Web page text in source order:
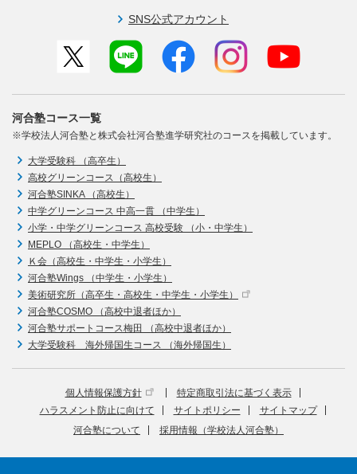
SNS公式アカウント
河合塾コース一覧
※学校法人河合塾と株式会社河合塾進学研究社のコースを掲載しています。
大学受験科 （高卒生）
高校グリーンコース（高校生）
河合塾SINKA （高校生）
中学グリーンコース 中高一貫 （中学生）
小学・中学グリーンコース 高校受験 （小・中学生）
MEPLO （高校生・中学生）
Ｋ会（高校生・中学生・小学生）
河合塾Wings （中学生・小学生）
美術研究所（高卒生・高校生・中学生・小学生）
河合塾COSMO （高校中退者ほか）
河合塾サポートコース梅田 （高校中退者ほか）
大学受験科 海外帰国生コース （海外帰国生）
個人情報保護方針
特定商取引法に基づく表示
ハラスメント防止に向けて
サイトポリシー
サイトマップ
河合塾について
採用情報（学校法人河合塾）